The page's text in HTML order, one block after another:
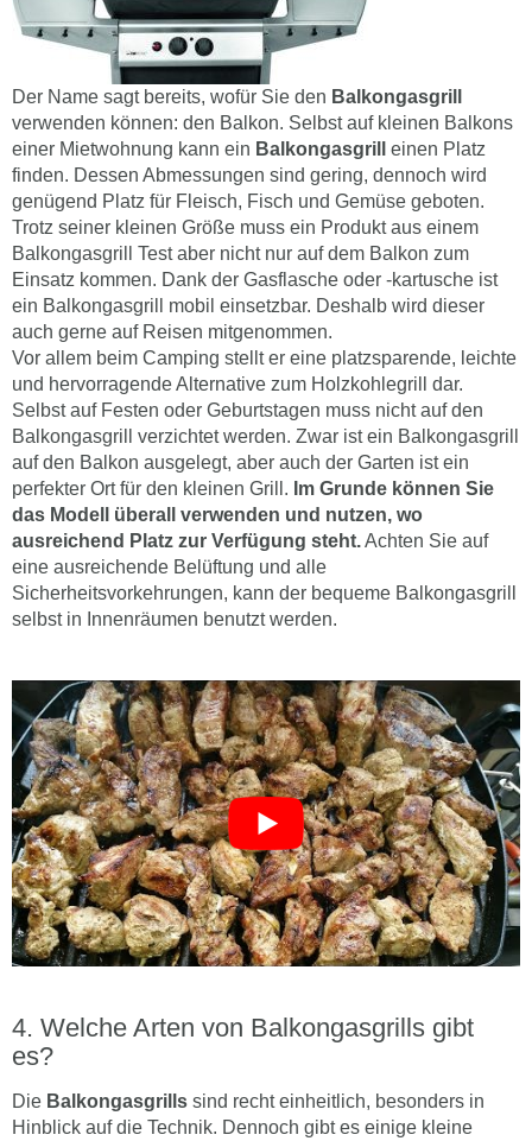
Der Name sagt bereits, wofür Sie den Balkongasgrill
verwenden können: den Balkon. Selbst auf kleinen Balkons
einer Mietwohnung kann ein Balkongasgrill
einen Platz
finden. Dessen Abmessungen sind gering, dennoch wird
genügend Platz für Fleisch, Fisch und Gemüse geboten.
Trotz seiner kleinen Größe muss ein Produkt aus einem
Balkongasgrill Test aber nicht nur auf dem Balkon zum
Einsatz kommen. Dank der Gasflasche oder -kartusche ist
ein Balkongasgrill mobil einsetzbar. Deshalb wird dieser
auch gerne auf Reisen mitgenommen.
Vor allem beim Camping stellt er eine platzsparende, leichte
und hervorragende Alternative zum Holzkohlegrill dar.
Selbst auf Festen oder Geburtstagen muss nicht auf den
Balkongasgrill verzichtet werden. Zwar ist ein Balkongasgrill
auf den Balkon ausgelegt, aber auch der Garten ist ein
perfekter Ort für den kleinen Grill. Im Grunde können Sie
das Modell überall verwenden und nutzen, wo
ausreichend Platz zur Verfügung steht.Achten Sie auf
eine ausreichende Belüftung und alle
Sicherheitsvorkehrungen, kann der bequeme Balkongasgrill
selbst in Innenräumen benutzt werden.
Welche Arten von Balkongasgrills gibt
es?
Die Balkongasgrills sind recht einheitlich, besonders in
Hinblick auf die Technik. Dennoch gibt es einige kleine